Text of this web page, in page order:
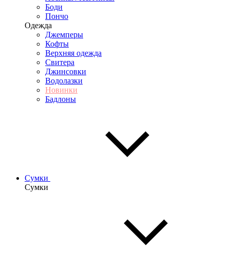
Боди
Пончо
Одежда
Джемперы
Кофты
Верхняя одежда
Свитера
Джинсовки
Водолазки
Новинки
Бадлоны
Сумки
Сумки